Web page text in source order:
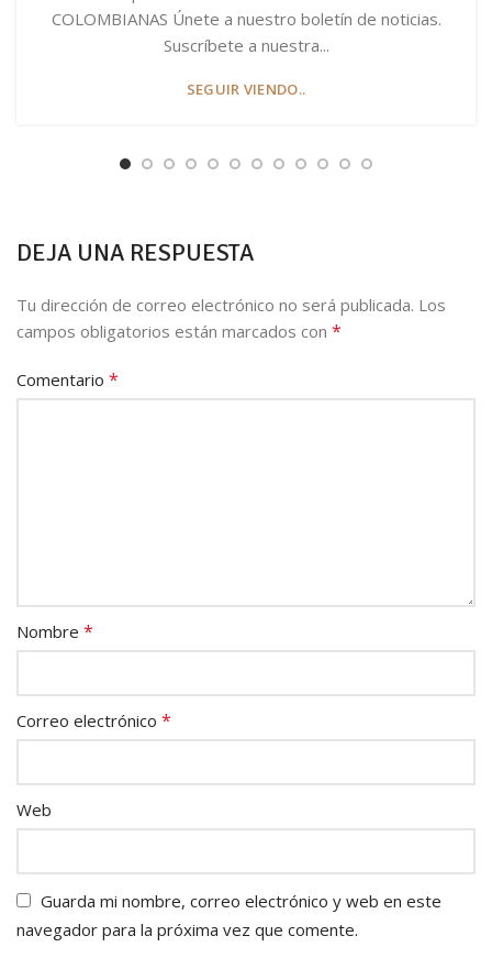
COLOMBIANAS Únete a nuestro boletín de noticias.
Suscríbete a nuestra...
SEGUIR VIENDO..
DEJA UNA RESPUESTA
Tu dirección de correo electrónico no será publicada. Los
campos obligatorios están marcados con *
Comentario *
Nombre *
Correo electrónico *
Web
Guarda mi nombre, correo electrónico y web en este
navegador para la próxima vez que comente.